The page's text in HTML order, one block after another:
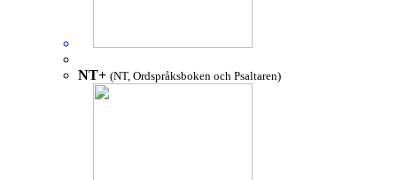
NT+ (NT, Ordspråksboken och Psaltaren)